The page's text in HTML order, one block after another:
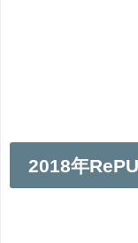
2018年